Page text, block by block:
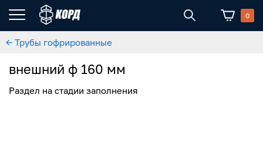
0
← Трубы гофрированные
внешний ф 160 мм
Раздел на стадии заполнения